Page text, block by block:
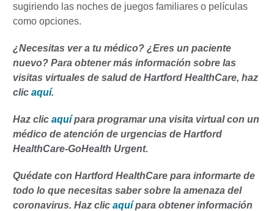
sugiriendo las noches de juegos familiares o películas
como opciones.
¿Necesitas ver a tu médico? ¿Eres un paciente
nuevo? Para obtener más información sobre las
visitas virtuales de salud de Hartford HealthCare, haz
clic aquí.
Haz clic aquí para programar una visita virtual con un
médico de atención de urgencias de Hartford
HealthCare-GoHealth Urgent.
Quédate con Hartford HealthCare para informarte de
todo lo que necesitas saber sobre la amenaza del
coronavirus. Haz clic aquípara obtener información